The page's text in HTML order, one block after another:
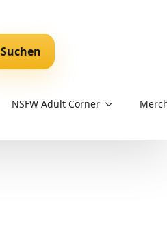
Suchen
NSFW Adult Corner